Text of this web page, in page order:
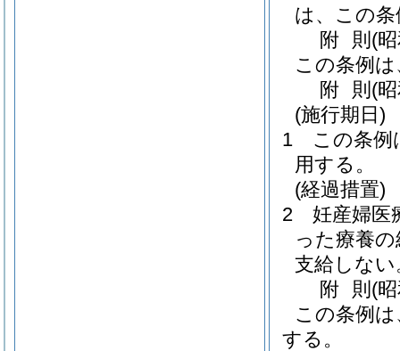
は、この
附 則 (
この条例
附 則 (
(施行期日)
1
この条例
用する。
(経過措置)
2
妊産婦医
った療養
支給しない
附 則 (
この条例
する。